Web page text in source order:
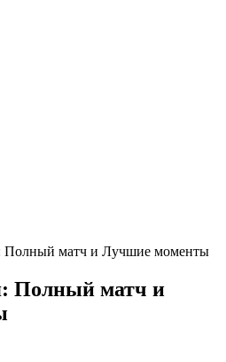
Полный матч и Лучшие моменты
Полный матч и